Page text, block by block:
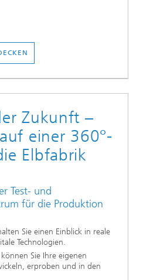
Zukunft –
einer 360°-
Elbfabrik
Test- und
für die Produktion
Sie einen Einblick in reale
Technologien.
Sie Ihre eigenen
erproben und in den